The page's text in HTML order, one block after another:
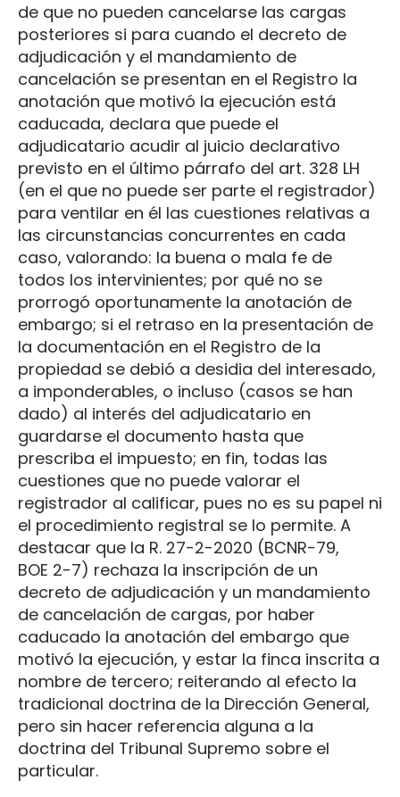
de que no pueden cancelarse las cargas
posteriores si para cuando el decreto de
adjudicación y el mandamiento de
cancelación se presentan en el Registro la
anotación que motivó la ejecución está
caducada, declara que puede el
adjudicatario acudir al juicio declarativo
previsto en el último párrafo del art. 328 LH
(en el que no puede ser parte el registrador)
para ventilar en él las cuestiones relativas a
las circunstancias concurrentes en cada
caso, valorando: la buena o mala fe de
todos los intervinientes; por qué no se
prorrogó oportunamente la anotación de
embargo; si el retraso en la presentación de
la documentación en el Registro de la
propiedad se debió a desidia del interesado,
a imponderables, o incluso (casos se han
dado) al interés del adjudicatario en
guardarse el documento hasta que
prescriba el impuesto; en fin, todas las
cuestiones que no puede valorar el
registrador al calificar, pues no es su papel ni
el procedimiento registral se lo permite. A
destacar que la R. 27-2-2020 (BCNR-79,
BOE 2-7) rechaza la inscripción de un
decreto de adjudicación y un mandamiento
de cancelación de cargas, por haber
caducado la anotación del embargo que
motivó la ejecución, y estar la finca inscrita a
nombre de tercero; reiterando al efecto la
tradicional doctrina de la Dirección General,
pero sin hacer referencia alguna a la
doctrina del Tribunal Supremo sobre el
particular.